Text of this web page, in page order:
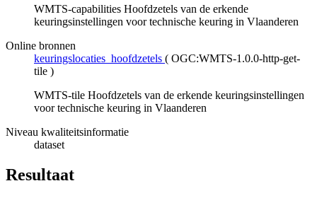
WMTS-capabilities Hoofdzetels van de erkende
keuringsinstellingen voor technische keuring in Vlaanderen
Online bronnen
keuringslocaties_hoofdzetels ( OGC:WMTS-1.0.0-http-get-
tile )
WMTS-tile Hoofdzetels van de erkende keuringsinstellingen
voor technische keuring in Vlaanderen
Niveau kwaliteitsinformatie
dataset
Resultaat